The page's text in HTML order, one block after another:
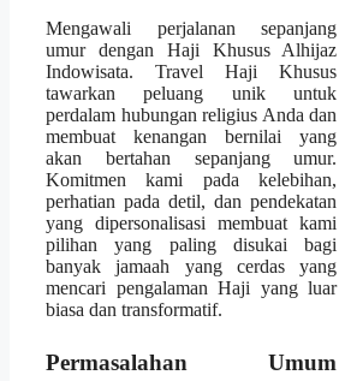
Mengawali perjalanan sepanjang
umur dengan Haji Khusus Alhijaz
Indowisata. Travel Haji Khusus
tawarkan peluang unik untuk
perdalam hubungan religius Anda dan
membuat kenangan bernilai yang
akan bertahan sepanjang umur.
Komitmen kami pada kelebihan,
perhatian pada detil, dan pendekatan
yang dipersonalisasi membuat kami
pilihan yang paling disukai bagi
banyak jamaah yang cerdas yang
mencari pengalaman Haji yang luar
biasa dan transformatif.
Permasalahan Umum